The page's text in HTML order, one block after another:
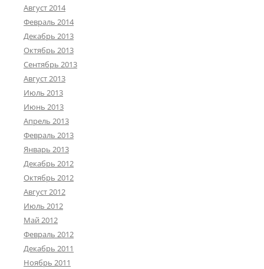
Август 2014
Февраль 2014
Декабрь 2013
Октябрь 2013
Сентябрь 2013
Август 2013
Июль 2013
Июнь 2013
Апрель 2013
Февраль 2013
Январь 2013
Декабрь 2012
Октябрь 2012
Август 2012
Июль 2012
Май 2012
Февраль 2012
Декабрь 2011
Ноябрь 2011